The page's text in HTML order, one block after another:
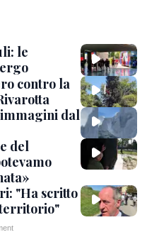
le
contro la
dal
del
"Ha scritto